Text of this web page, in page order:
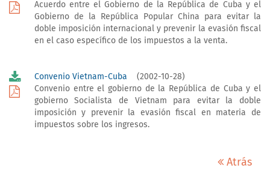
Acuerdo entre el Gobierno de la República de Cuba y el
Gobierno de la República Popular China para evitar la
doble imposición internacional y prevenir la evasión fiscal
en el caso específico de los impuestos a la venta.
Convenio Vietnam-Cuba (2002-10-28)
Convenio entre el gobierno de la República de Cuba y el
gobierno Socialista de Vietnam para evitar la doble
imposición y prevenir la evasión fiscal en materia de
impuestos sobre los ingresos.
Atrás